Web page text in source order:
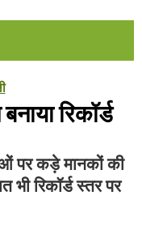
रिकॉर्ड
पर कड़े मानकों की
रिकॉर्ड स्तर पर